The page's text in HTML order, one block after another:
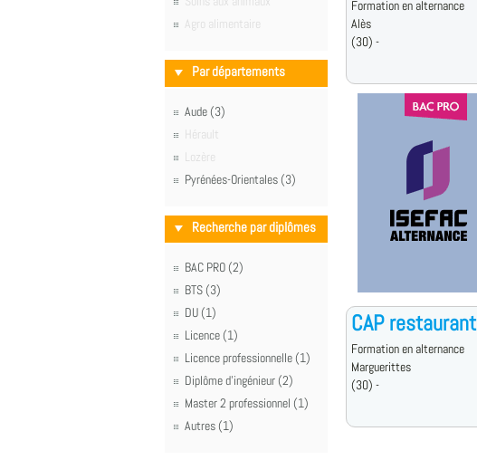
Agro alimentaire
Par départements
Aude (3)
Hérault
Lozère
Pyrénées-Orientales (3)
Recherche par diplômes
BAC PRO (2)
BTS (3)
DU (1)
Licence (1)
Licence professionnelle (1)
Diplôme d'ingénieur (2)
Master 2 professionnel (1)
Autres (1)
Formation en alternance
Alès
(30) -
CAP restaurant
Formation en alternance
Marguerittes
(30) -